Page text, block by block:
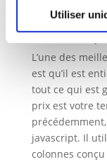
Utiliser
milliers de
Bootstrap
L’une des
est qu’il est
tout ce qui est
prix est votre
javascript. Il
colonnes